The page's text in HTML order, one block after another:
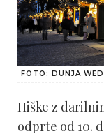
FOTO: DUNJA
Hiške z
odprte od 10.